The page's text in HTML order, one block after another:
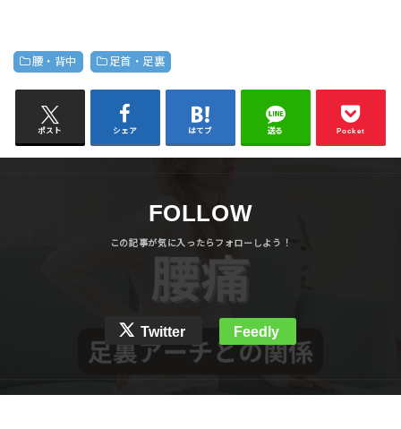
腰・背中 足首・足裏
ポスト シェア はてブ 送る Pocket
FOLLOW
Twitter Feedly